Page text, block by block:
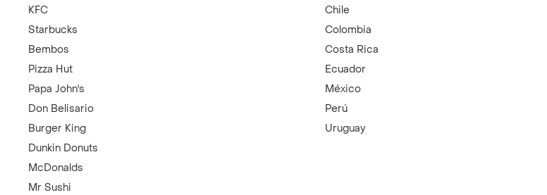
KFC
Starbucks
Bembos
Pizza Hut
Papa John's
Don Belisario
Burger King
Dunkin Donuts
McDonalds
Mr Sushi
Chile
Colombia
Costa Rica
Ecuador
México
Perú
Uruguay